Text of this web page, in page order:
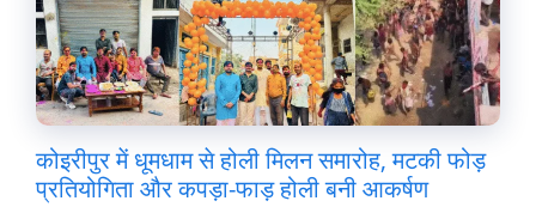
कोइरीपुर में धूमधाम से होली मिलन समारोह, मटकी फोड़
प्रतियोगिता और कपड़ा-फाड़ होली बनी आकर्षण